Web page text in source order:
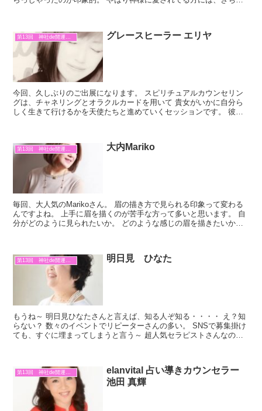
第13回 神社de開運マルシェ グレースヒーラー エリヤ
今回、久しぶりのご出展になります。 スピリチュアルカウンセリン
グは、チャネリングとオラクルカードを用いて 貴女がいかに自分ら
しく生きて行けるかを天使たちと進めていくセッションです。 彼女
大内Mariko
毎回、大人気のMarikoさん。 眉の描き方で見られる印象って変わる
んですよね。 上手に眉を描くのが苦手な方って多いと思います。 自
分がどのように見られたいか。 どのような感じの眉を描きたいか。
第13回 神社de開運マルシェ 明日見 ひなた
もうね～ 明日見ひなたさんと言えば、知る人ぞ知る・・・・ え？知
らない？ 数々のイベントでリピーターさんの多い。 SNSで募集掛け
ても、すぐに埋まってしまうと言う～ 超人気セラピストさんなので
elanvital 占い導きカウンセラー
池田 真輝